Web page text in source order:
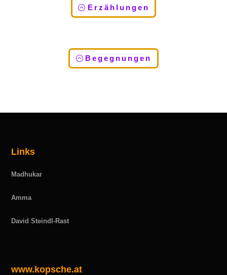
Erzählungen
Begegnungen
Links
Madhukar
Amma
David Steindl-Rast
www.kopsche.at